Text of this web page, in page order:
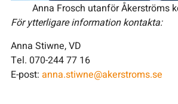
Anna Frosch utanför Åkerströms
För ytterligare information kontakta:
Anna Stiwne, VD
Tel. 070-244 77 16
E-post: anna.stiwne@akerstroms.se